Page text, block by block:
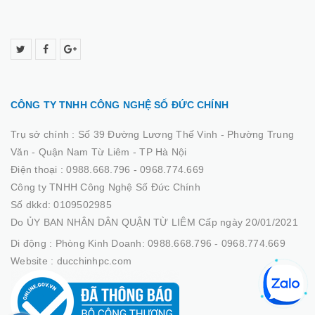
CÔNG TY TNHH CÔNG NGHỆ SỐ ĐỨC CHÍNH
Trụ sở chính : Số 39 Đường Lương Thế Vinh - Phường Trung
Văn - Quận Nam Từ Liêm - TP Hà Nội
Điện thoại :0988.668.796 - 0968.774.669
Công ty TNHH Công Nghệ Số Đức Chính
Số dkkd: 0109502985
Do ỦY BAN NHÂN DÂN QUẬN TỪ LIÊM Cấp ngày 20/01/2021
Di động : Phòng Kinh Doanh: 0988.668.796 - 0968.774.669
Website : ducchinhpc.com